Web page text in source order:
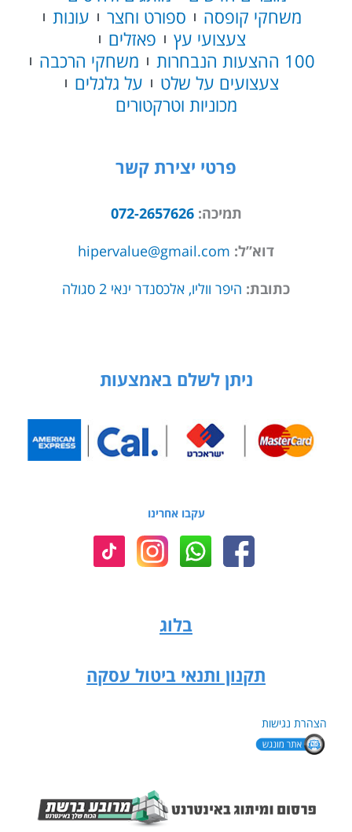
משחקי קופסה
ספורט וחצר
עונות
צעצועי עץ
פאזלים
100 ההצעות הנבחרות
משחקי הרכבה
צעצועים על שלט
על גלגלים
מכוניות וטרקטורים
פרטי יצירת קשר
תמיכה:072-2657626
דוא”ל: hipervalue@gmail.com
כתובת: היפר ווליו, אלכסנדר ינאי 2 סגולה
ניתן לשלם באמצעות
עקבו אחרינו
בלוג
תקנון ותנאי ביטול עסקה
הצהרת נגישות